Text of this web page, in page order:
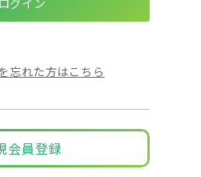
忘れた方はこちら
会員登録